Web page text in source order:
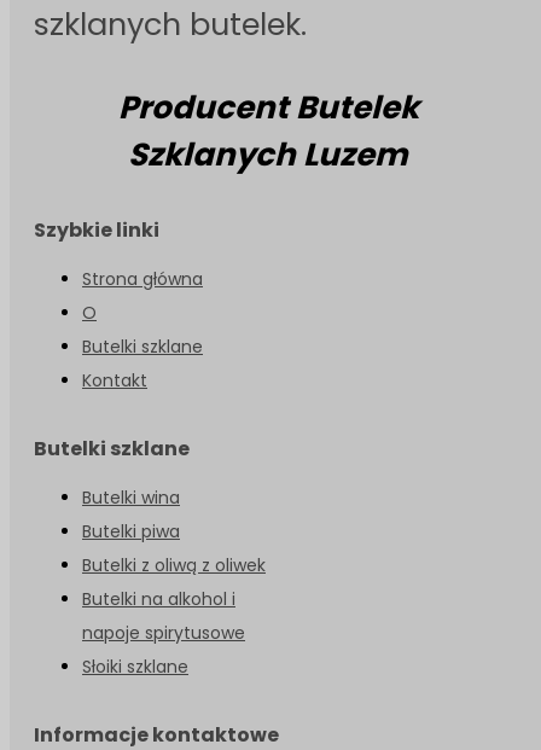
szklanych butelek.
Producent Butelek
Szklanych Luzem
Szybkie linki
Strona główna
O
Butelki szklane
Kontakt
Butelki szklane
Butelki wina
Butelki piwa
Butelki z oliwą z oliwek
Butelki na alkohol i
napoje spirytusowe
Słoiki szklane
Informacje kontaktowe